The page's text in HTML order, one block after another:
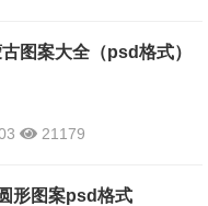
图案大全（psd格式）
21179
形图案psd格式